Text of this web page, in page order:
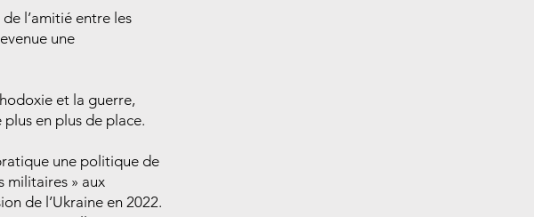
de l’amitié entre les
une
et la guerre,
en plus de place.
une politique de
militaires » aux
de l’Ukraine en 2022.